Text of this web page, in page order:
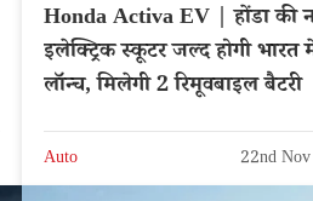
Honda Activa EV | होंडा की
इलेक्ट्रिक स्कूटर जल्द होगी भारत
लॉन्च, मिलेगी 2 रिमूवबाइल बैटरी
Auto 22nd